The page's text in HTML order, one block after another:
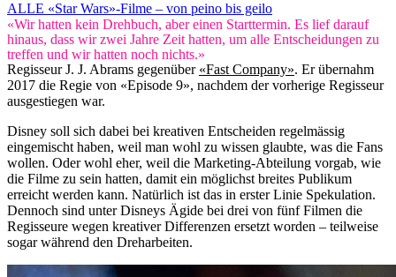
ALLE «Star Wars»-Filme – von peino bis geilo
«Wir hatten kein Drehbuch, aber einen Starttermin. Es lief darauf
hinaus, dass wir zwei Jahre Zeit hatten, um alle Entscheidungen zu
treffen und wir hatten noch nichts.»
Regisseur J. J. Abrams gegenüber «Fast Company». Er übernahm
2017 die Regie von «Episode 9», nachdem der vorherige Regisseur
ausgestiegen war.
Disney soll sich dabei bei kreativen Entscheiden regelmässig
eingemischt haben, weil man wohl zu wissen glaubte, was die Fans
wollen. Oder wohl eher, weil die Marketing-Abteilung vorgab, wie
die Filme zu sein hatten, damit ein möglichst breites Publikum
erreicht werden kann. Natürlich ist das in erster Linie Spekulation.
Dennoch sind unter Disneys Ägide bei drei von fünf Filmen die
Regisseure wegen kreativer Differenzen ersetzt worden – teilweise
sogar während den Dreharbeiten.